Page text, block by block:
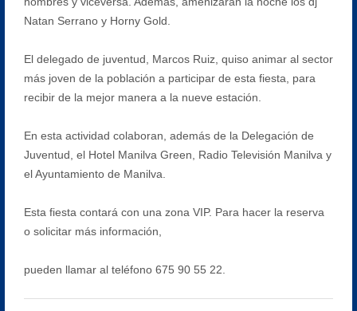
Natan Serrano y Horny Gold.
El delegado de juventud, Marcos Ruiz, quiso animar al sector
más joven de la población a participar de esta fiesta, para
recibir de la mejor manera a la nueve estación.
En esta actividad colaboran, además de la Delegación de
Juventud, el Hotel Manilva Green, Radio Televisión Manilva y
el Ayuntamiento de Manilva.
Esta fiesta contará con una zona VIP. Para hacer la reserva
o solicitar más información,
pueden llamar al teléfono 675 90 55 22.